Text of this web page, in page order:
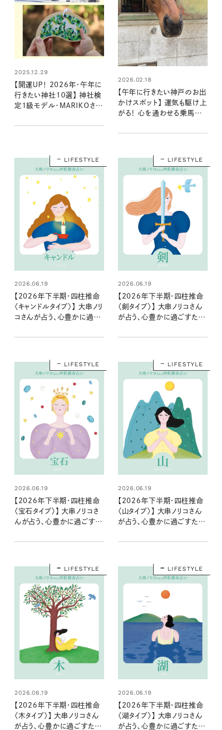
2025.12.29
【開運UP！ 2026年・午年に
行きたい神社10選】 神社検
定1級モデル・MARIKOさん
ポット
2026.02.18
【午年に行きたい神戸のお出
かけスポット】 運気も駆け上
がる！ 心を通わせる乗馬体
巡り
LIFESTYLE
2026.06.19
【2026年下半期・四柱推命
〈キャンドルタイプ〉】 大串ノリ
コさんが占う、心豊かに過ご
LIFESTYLE
2026.06.19
【2026年下半期・四柱推命
〈剣タイプ〉】 大串ノリコさん
が占う、心豊かに過ごすため
LIFESTYLE
2026.06.19
【2026年下半期・四柱推命
〈宝石タイプ〉】 大串ノリコさ
んが占う、心豊かに過ごすた
LIFESTYLE
2026.06.19
【2026年下半期・四柱推命
〈山タイプ〉】 大串ノリコさん
が占う、心豊かに過ごすため
LIFESTYLE
2026.06.19
【2026年下半期・四柱推命
〈木タイプ〉】 大串ノリコさん
が占う、心豊かに過ごすため
LIFESTYLE
2026.06.19
【2026年下半期・四柱推命
〈湖タイプ〉】 大串ノリコさん
が占う、心豊かに過ごすため